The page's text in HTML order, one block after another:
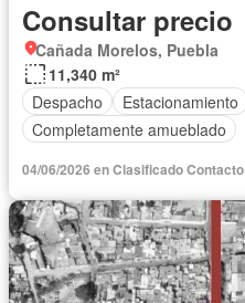
Consultar precio
Cañada Morelos, Puebla
11,340 m²
Despacho
Estacionamiento
Completamente amueblado
04/06/2026 en Clasificado Contacto